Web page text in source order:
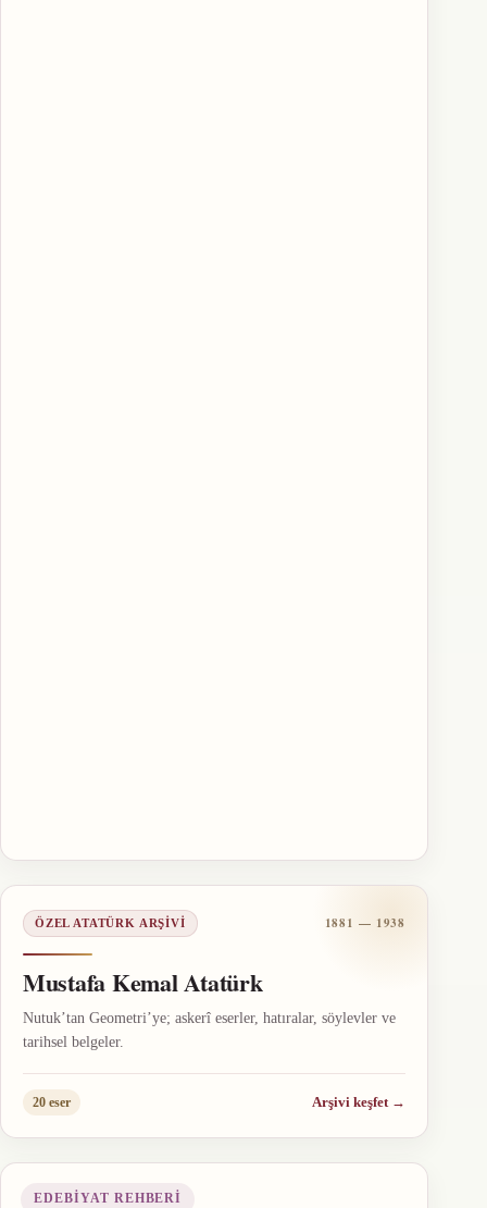
ÖZEL ATATÜRK ARŞIVI 1881 — 1938
Mustafa Kemal Atatürk
Nutuk’tan Geometri’ye; askerî eserler, hatıralar, söylevler ve
tarihsel belgeler.
20 eser Arşivi keşfet →
EDEBIYAT REHBERI